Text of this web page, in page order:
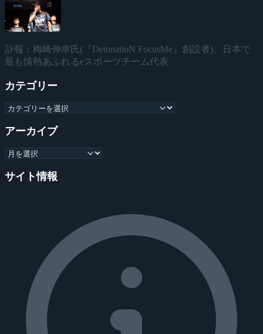
訃報：梅崎伸幸氏(『DetonatioN FocusMe』創設者)、日本で
最も情熱あふれるeスポーツチーム代表
カテゴリー
アーカイブ
サイト情報